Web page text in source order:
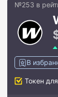
№253 в
В
Токен